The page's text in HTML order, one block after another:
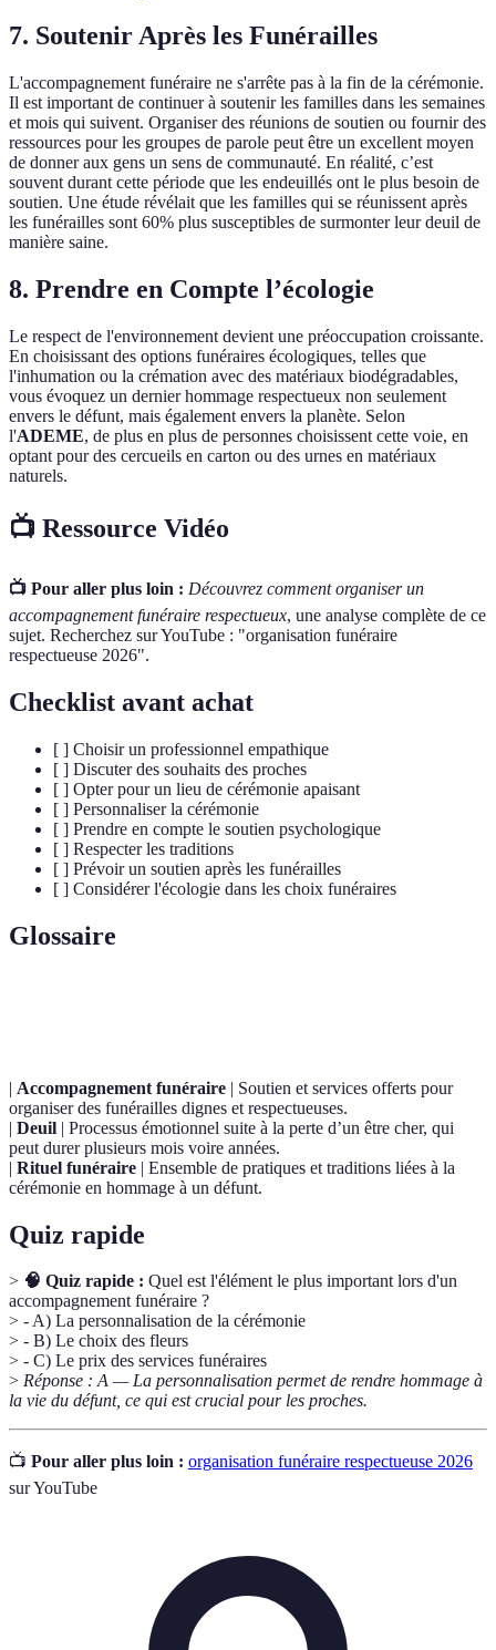
7. Soutenir Après les Funérailles
L'accompagnement funéraire ne s'arrête pas à la fin de la cérémonie.
Il est important de continuer à soutenir les familles dans les semaines
et mois qui suivent. Organiser des réunions de soutien ou fournir des
ressources pour les groupes de parole peut être un excellent moyen
de donner aux gens un sens de communauté. En réalité, c’est
souvent durant cette période que les endeuillés ont le plus besoin de
soutien. Une étude révélait que les familles qui se réunissent après
les funérailles sont 60% plus susceptibles de surmonter leur deuil de
manière saine.
8. Prendre en Compte l’écologie
Le respect de l'environnement devient une préoccupation croissante.
En choisissant des options funéraires écologiques, telles que
l'inhumation ou la crémation avec des matériaux biodégradables,
vous évoquez un dernier hommage respectueux non seulement
envers le défunt, mais également envers la planète. Selon
l'ADEME, de plus en plus de personnes choisissent cette voie, en
optant pour des cercueils en carton ou des urnes en matériaux
naturels.
📺 Ressource Vidéo
📺 Pour aller plus loin : Découvrez comment organiser un
accompagnement funéraire respectueux, une analyse complète de ce
sujet. Recherchez sur YouTube : "organisation funéraire
respectueuse 2026".
Checklist avant achat
[ ] Choisir un professionnel empathique
[ ] Discuter des souhaits des proches
[ ] Opter pour un lieu de cérémonie apaisant
[ ] Personnaliser la cérémonie
[ ] Prendre en compte le soutien psychologique
[ ] Respecter les traditions
[ ] Prévoir un soutien après les funérailles
[ ] Considérer l'écologie dans les choix funéraires
Glossaire
| Accompagnement funéraire | Soutien et services offerts pour
organiser des funérailles dignes et respectueuses.
| Deuil | Processus émotionnel suite à la perte d’un être cher, qui
peut durer plusieurs mois voire années.
| Rituel funéraire | Ensemble de pratiques et traditions liées à la
cérémonie en hommage à un défunt.
Quiz rapide
> 🧠 Quiz rapide : Quel est l'élément le plus important lors d'un
accompagnement funéraire ?
> - A) La personnalisation de la cérémonie
> - B) Le choix des fleurs
> - C) Le prix des services funéraires
> Réponse : A — La personnalisation permet de rendre hommage à
la vie du défunt, ce qui est crucial pour les proches.
📺 Pour aller plus loin : organisation funéraire respectueuse 2026
sur YouTube